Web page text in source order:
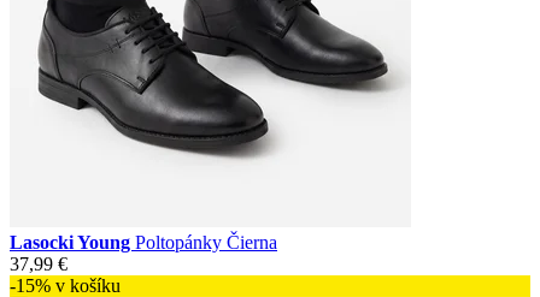
Lasocki Young Poltopánky Čierna
37,99 €
-15% v košíku